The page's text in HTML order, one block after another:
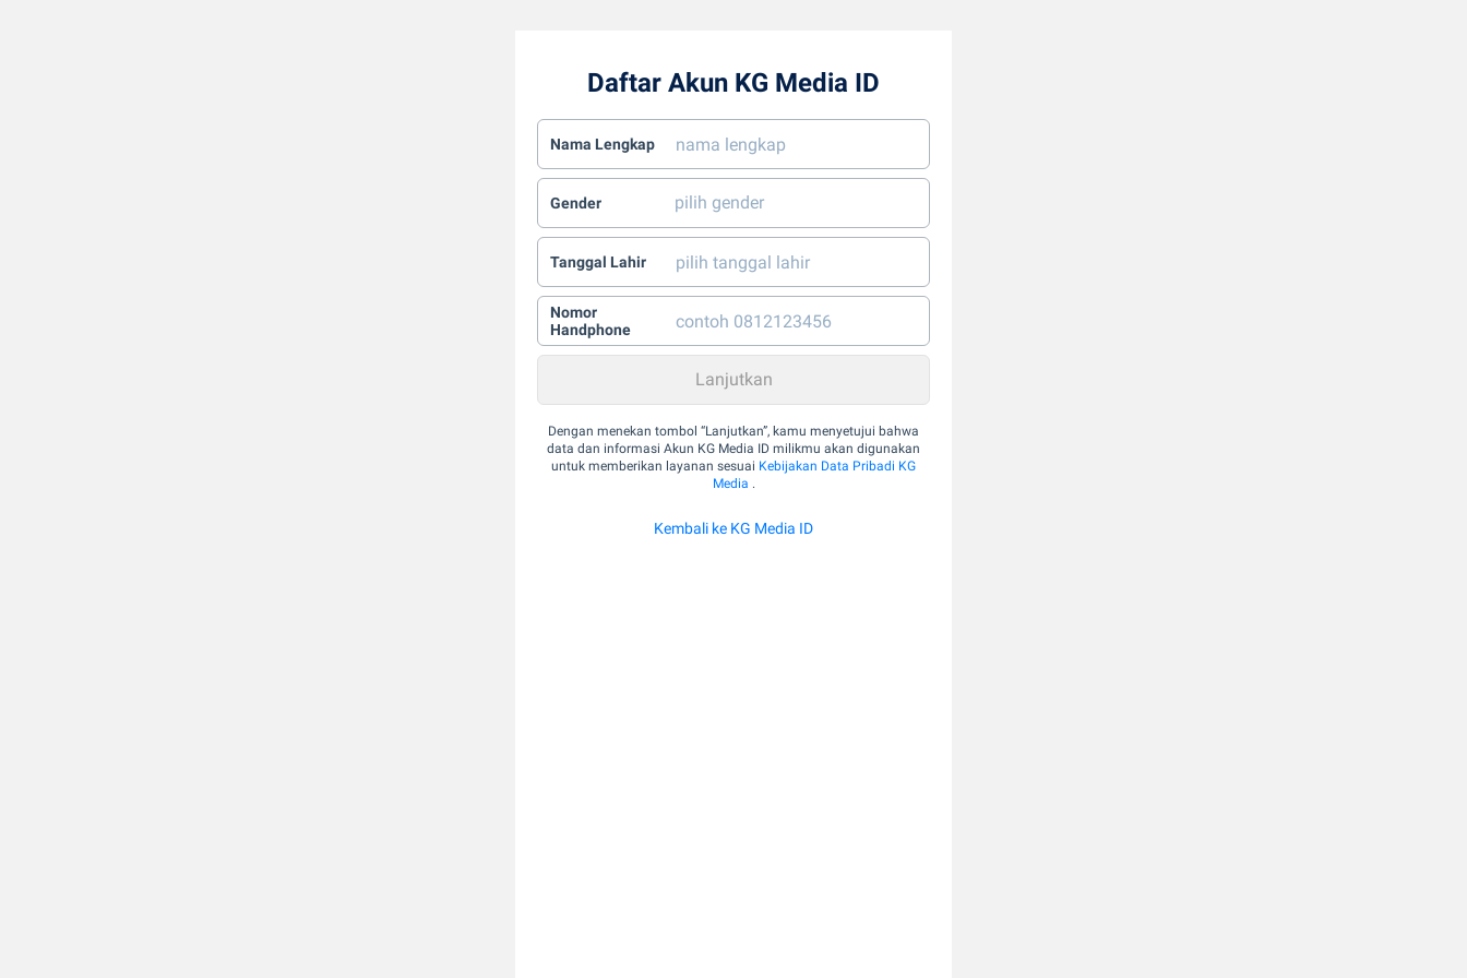
Daftar Akun KG Media ID
Nama Lengkap
Gender
Tanggal Lahir
Nomor
Handphone
Dengan menekan tombol “Lanjutkan”, kamu menyetujui bahwa
data dan informasi Akun KG Media ID milikmu akan digunakan
untuk memberikan layanan sesuai Kebijakan Data Pribadi KG
Media .
Kembali ke KG Media ID